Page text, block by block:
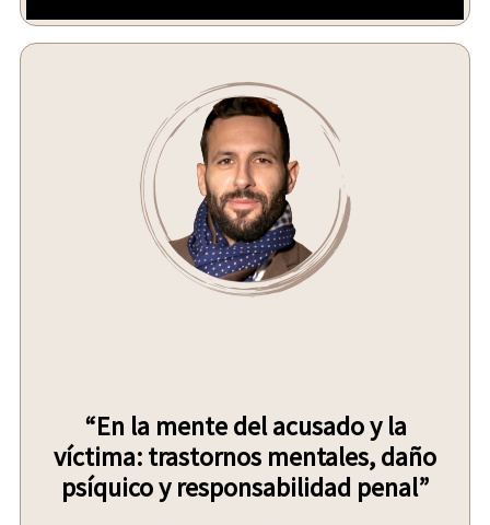
“En la mente del acusado y la
víctima: trastornos mentales, daño
psíquico y responsabilidad penal”